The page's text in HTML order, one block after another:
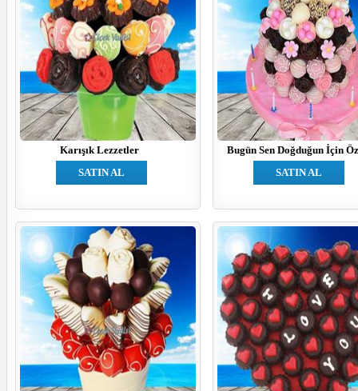
Karışık Lezzetler
SATIN AL
Bugün Sen Doğduğun İçin
SATIN AL